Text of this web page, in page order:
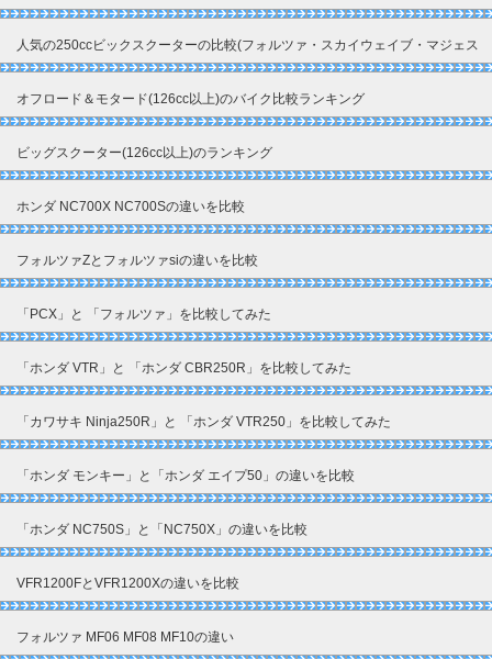
人気の250ccビックスクーターの比較(フォルツァ・スカイウェイブ・マジェス
ティ)
オフロード＆モタード(126cc以上)のバイク比較ランキング
ビッグスクーター(126cc以上)のランキング
ホンダ NC700X NC700Sの違いを比較
フォルツァZとフォルツァsiの違いを比較
「PCX」と 「フォルツァ」を比較してみた
「ホンダ VTR」と 「ホンダ CBR250R」を比較してみた
「カワサキ Ninja250R」と 「ホンダ VTR250」を比較してみた
「ホンダ モンキー」と「ホンダ エイプ50」の違いを比較
「ホンダ NC750S」と「NC750X」の違いを比較
VFR1200FとVFR1200Xの違いを比較
フォルツァ MF06 MF08 MF10の違い